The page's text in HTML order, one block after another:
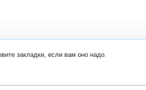
закладки, если вам оно надо.